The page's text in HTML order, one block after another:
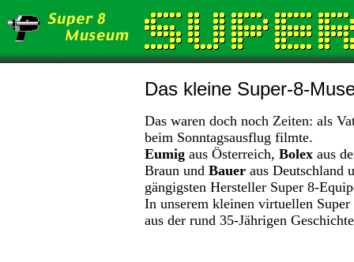
Das kleine Super-8-
Das waren doch noch Zeiten: als
beim Sonntagsausflug filmte.
Eumig aus Österreich, Bolex aus
Braun und Bauer aus Deutschland
gängigsten Hersteller Super 8-
In unserem kleinen virtuellen
aus der rund 35-Jährigen